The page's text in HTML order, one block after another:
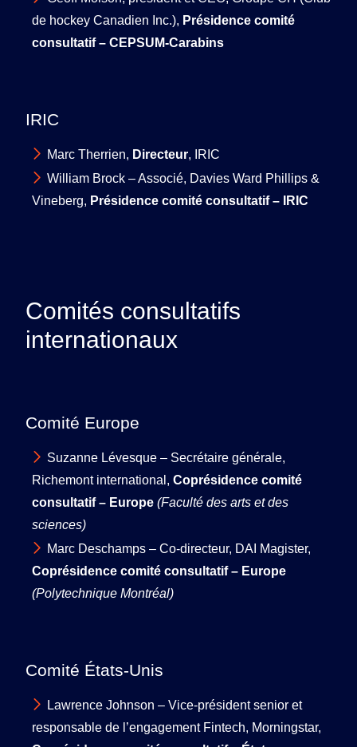
de hockey Canadien Inc.), Présidence comité
consultatif – CEPSUM-Carabins
IRIC
Marc Therrien, Directeur, IRIC
William Brock – Associé, Davies Ward Phillips &
Vineberg, Présidence comité consultatif – IRIC
Comités consultatifs
internationaux
Comité Europe
Suzanne Lévesque – Secrétaire générale,
Richemont international, Coprésidence comité
consultatif – Europe (Faculté des arts et des
sciences)
Marc Deschamps – Co-directeur, DAI Magister,
Coprésidence comité consultatif – Europe
(Polytechnique Montréal)
Comité États-Unis
Lawrence Johnson – Vice-président senior et
responsable de l’engagement Fintech, Morningstar,